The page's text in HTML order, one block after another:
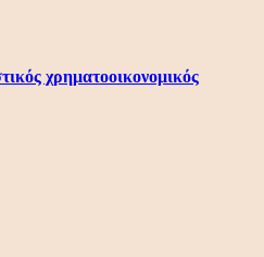
χρηματοοικονομικός